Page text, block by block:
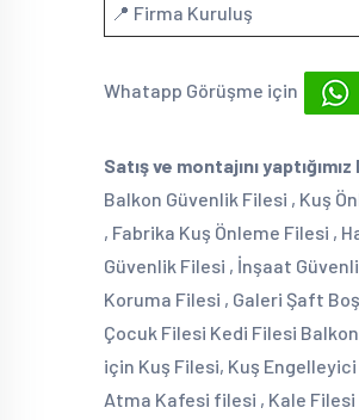
📍 Firma Kuruluş
Whatapp Görüşme için
Satış ve montajını
Balkon Güvenlik Filesi , Kuş
, Fabrika Kuş Önleme Filesi ,
Güvenlik Filesi , İnşaat
Koruma Filesi , Galeri Şaft
Çocuk Filesi Kedi Filesi
için Kuş Filesi, Kuş
Atma Kafesi filesi , Kale Filesi